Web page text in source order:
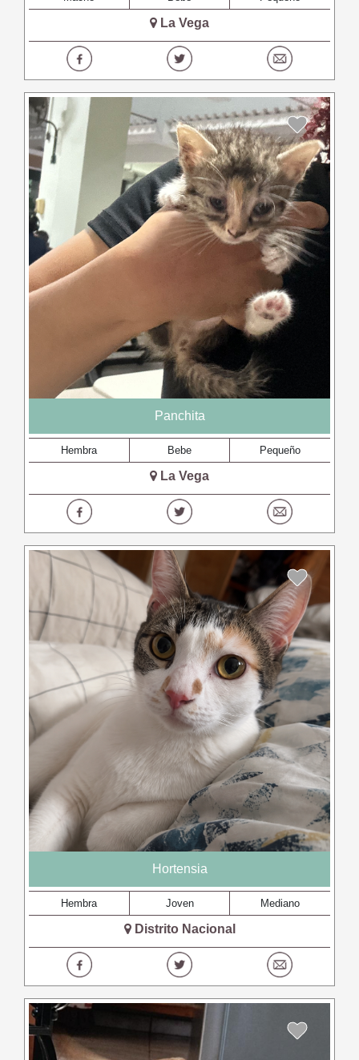
La Vega
Panchita
Hembra Bebe Pequeño
La Vega
Hortensia
Hembra Joven Mediano
Distrito Nacional